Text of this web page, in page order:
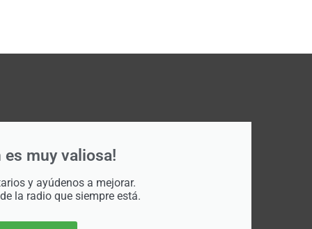
es muy valiosa!
y ayúdenos a mejorar.
la radio que siempre está.